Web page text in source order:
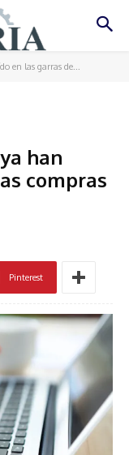
en las garras de...
han
compras
Pinterest